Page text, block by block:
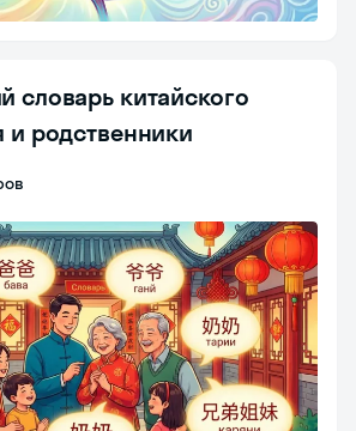
словарь китайского
и родственники